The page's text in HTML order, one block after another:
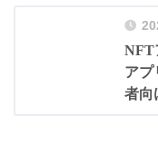
NFT
アプ
者向